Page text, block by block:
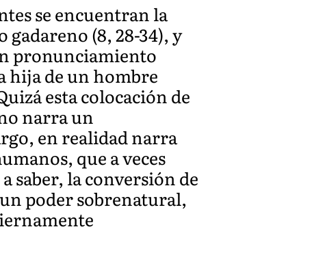
se encuentran la
(8, 28-34), y
pronunciamiento
hija de un hombre
esta colocación de
narra un
en realidad narra
que a veces
saber, la conversión de
poder sobrenatural,